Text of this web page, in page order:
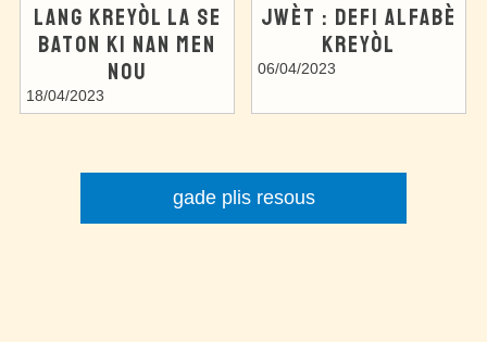
LANG KREYÒL LA SE
BATON KI NAN MEN
NOU
18/04/2023
JWÈT : DEFI ALFABÈ
KREYÒL
06/04/2023
gade plis resous